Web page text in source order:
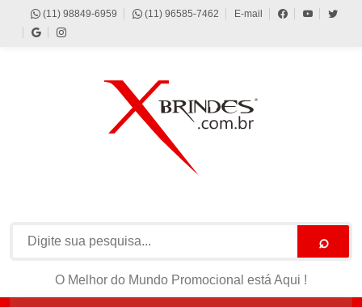
(11) 98849-6959 (11) 96585-7462 E-mail
⌕
O Melhor do Mundo Promocional está Aqui !